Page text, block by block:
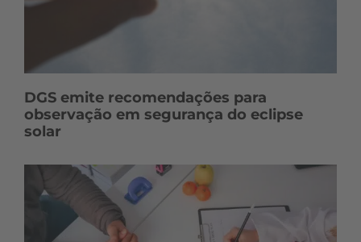
DGS emite recomendações para
observação em segurança do eclipse
solar